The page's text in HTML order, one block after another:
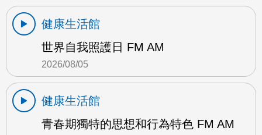
健康生活館
世界自我照護日 FM AM
2026/08/05
健康生活館
青春期獨特的思想和行為特色 FM AM